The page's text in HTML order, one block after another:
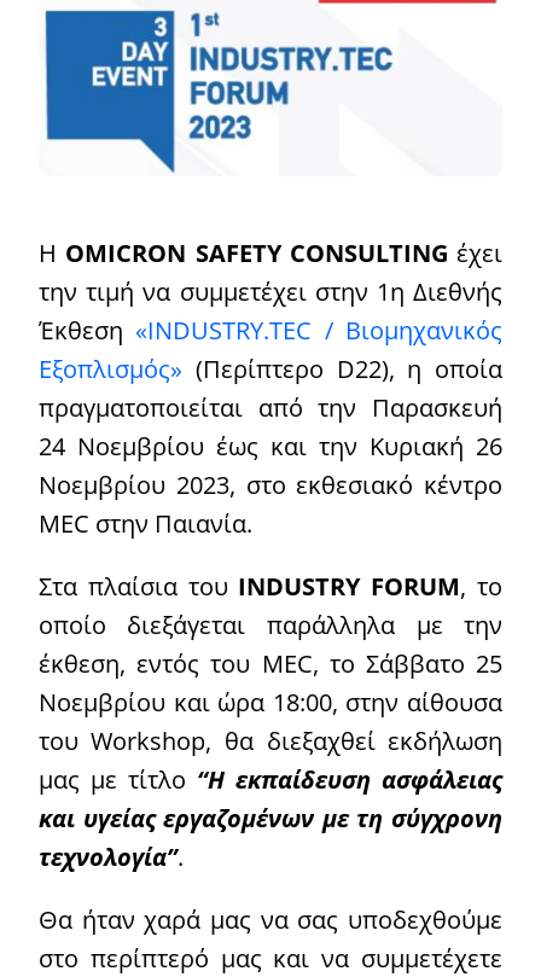
Η OMICRON SAFETY CONSULTING έχει
την τιμή να συμμετέχει στην 1η Διεθνής
Έκθεση «INDUSTRY.TEC / Βιομηχανικός
Εξοπλισμός» (Περίπτερο D22), η οποία
πραγματοποιείται από την Παρασκευή
24 Νοεμβρίου έως και την Κυριακή 26
Νοεμβρίου 2023, στο εκθεσιακό κέντρο
MEC στην Παιανία.
Στα πλαίσια του INDUSTRY FORUM, το
οποίο διεξάγεται παράλληλα με την
έκθεση, εντός του MEC, το Σάββατο 25
Νοεμβρίου και ώρα 18:00, στην αίθουσα
του Workshop, θα διεξαχθεί εκδήλωση
μας με τίτλο “Η εκπαίδευση ασφάλειας
και υγείας εργαζομένων με τη σύγχρονη
τεχνολογία”.
Θα ήταν χαρά μας να σας υποδεχθούμε
στο περίπτερό μας και να συμμετέχετε